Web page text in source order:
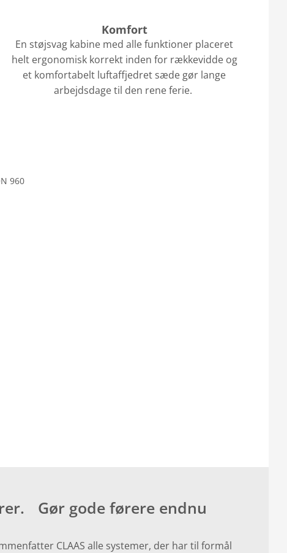
Komfort
En støjsvag kabine med alle funktioner placeret
helt ergonomisk korrekt inden for rækkevidde og
et komfortabelt luftaffjedret sæde gør lange
arbejdsdage til den rene ferie.
Gør gode førere endnu
CLAAS alle systemer, der har til formål